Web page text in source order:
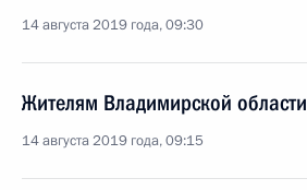
14 августа 2019 года, 09:30
Жителям Владимирской области
14 августа 2019 года, 09:15